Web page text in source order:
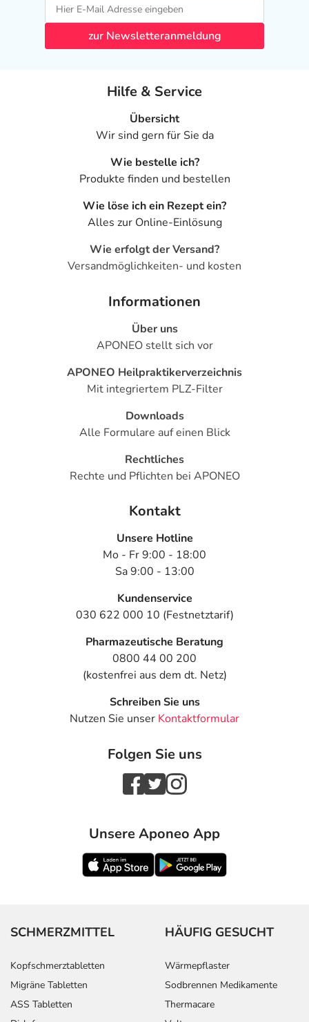
zur Newsletteranmeldung
Hilfe & Service
Übersicht
Wir sind gern für Sie da
Wie bestelle ich?
Produkte finden und bestellen
Wie löse ich ein Rezept ein?
Alles zur Online-Einlösung
Wie erfolgt der Versand?
Versandmöglichkeiten- und kosten
Informationen
Über uns
APONEO stellt sich vor
APONEO Heilpraktikerverzeichnis
Mit integriertem PLZ-Filter
Downloads
Alle Formulare auf einen Blick
Rechtliches
Rechte und Pflichten bei APONEO
Kontakt
Unsere Hotline
Mo - Fr 9:00 - 18:00
Sa 9:00 - 13:00
Kundenservice
030 622 000 10 (Festnetztarif)
Pharmazeutische Beratung
0800 44 00 200
(kostenfrei aus dem dt. Netz)
Schreiben Sie uns
Nutzen Sie unser Kontaktformular
Folgen Sie uns
Unsere Aponeo App
SCHMERZMITTEL
Kopfschmerztabletten
Migräne Tabletten
ASS Tabletten
HÄUFIG GESUCHT
Wärmepflaster
Sodbrennen Medikamente
Thermacare